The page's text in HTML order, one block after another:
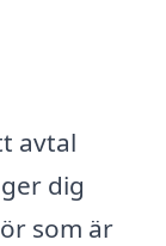
avtal
dig
som är